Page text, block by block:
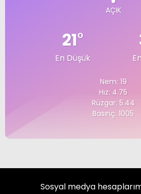
AÇIK
21°
En Düşük
Nem: 19
Hız: 4.75
Rüzgar: 5.44
Basınç: 1005
Sosyal medya